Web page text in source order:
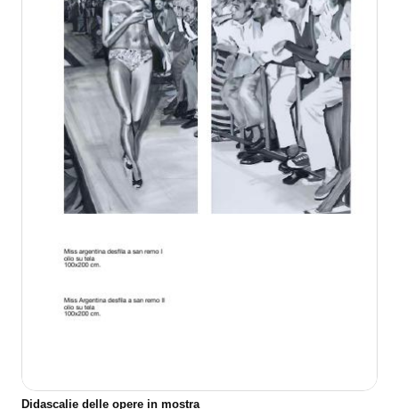
Didascalie delle opere in mostra